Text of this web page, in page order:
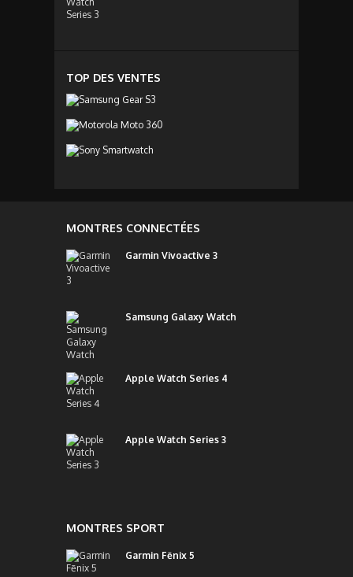
TOP DES VENTES
MONTRES CONNECTÉES
Garmin Vivoactive 3
Samsung Galaxy Watch
Apple Watch Series 4
Apple Watch Series 3
MONTRES SPORT
Garmin Fēnix 5